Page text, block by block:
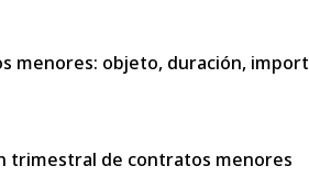
menores: objeto, duración,
trimestral de contratos menores